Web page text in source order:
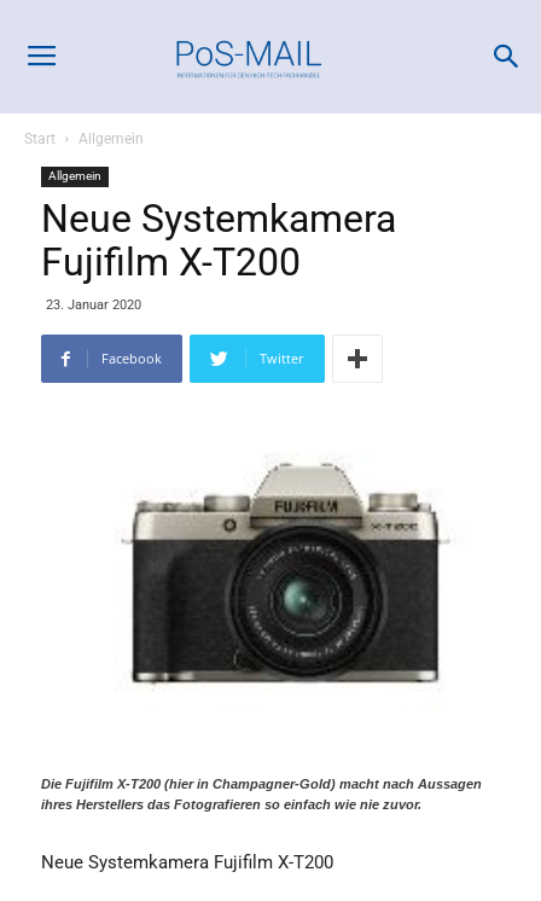
Start Allgemein
Allgemein
Neue Systemkamera
Fujifilm X-T200
23. Januar 2020
Facebook Twitter
Die Fujifilm X-T200 (hier in Champagner-Gold) macht nach Aussagen
ihres Herstellers das Fotografieren so einfach wie nie zuvor.
Neue Systemkamera Fujifilm X-T200